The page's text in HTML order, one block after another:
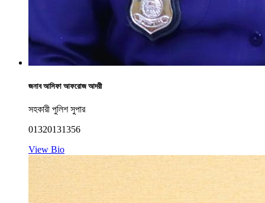
জনাব আসিফা আফরোজ আদরী
সহকারী পুলিশ সুপার
01320131356
View Bio